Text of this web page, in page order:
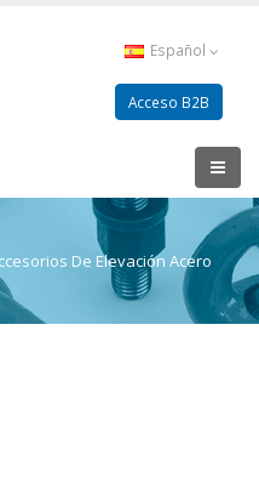
Español
Acceso B2B
De Elevación Acero